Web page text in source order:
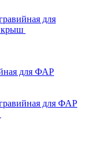
для
крыш
для ФАР
для ФАР